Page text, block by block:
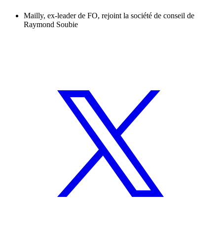
Mailly, ex-leader de FO, rejoint la société de conseil de
Raymond Soubie